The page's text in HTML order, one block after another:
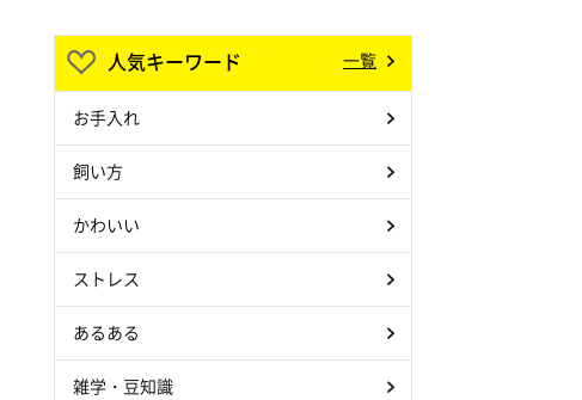
人気キーワード 一覧
お手入れ
飼い方
かわいい
ストレス
あるある
雑学・豆知識